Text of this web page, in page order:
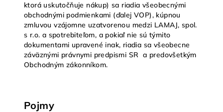
ktorá uskutočňuje nákup) sa riadia všeobecnými
obchodnými podmienkami (ďalej VOP), kúpnou
zmluvou vzájomne uzatvorenou medzi LAMAJ, spol.
s r.o. a spotrebiteľom, a pokiaľ nie sú týmito
dokumentami upravené inak, riadia sa všeobecne
záväznými právnymi predpismi SR a predovšetkým
Obchodným zákonníkom.
Pojmy